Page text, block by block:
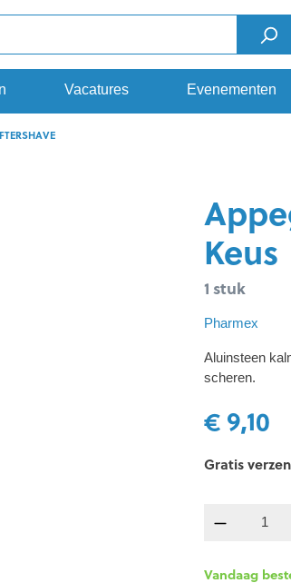
Vacatures Evenementen
Keus
1 stuk
Pharmex
Aluinsteen
scheren.
€ 9,10
Gratis
Vandaag